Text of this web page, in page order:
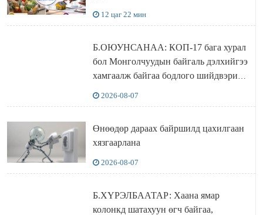
12 цаг 22 мин
Б.ОЮУНСАНАА: КОП-17 бага хурал
бол Монголчуудын байгаль дэлхийгээ
хамгаалж байгаа бодлого шийдвэрийг
2026-08-07
Өнөөдөр дараах байршилд цахилгаан
хязгаарлана
2026-08-07
Б.ХҮРЭЛБААТАР: Хаана ямар
колонкд шатахуун өгч байгаа,